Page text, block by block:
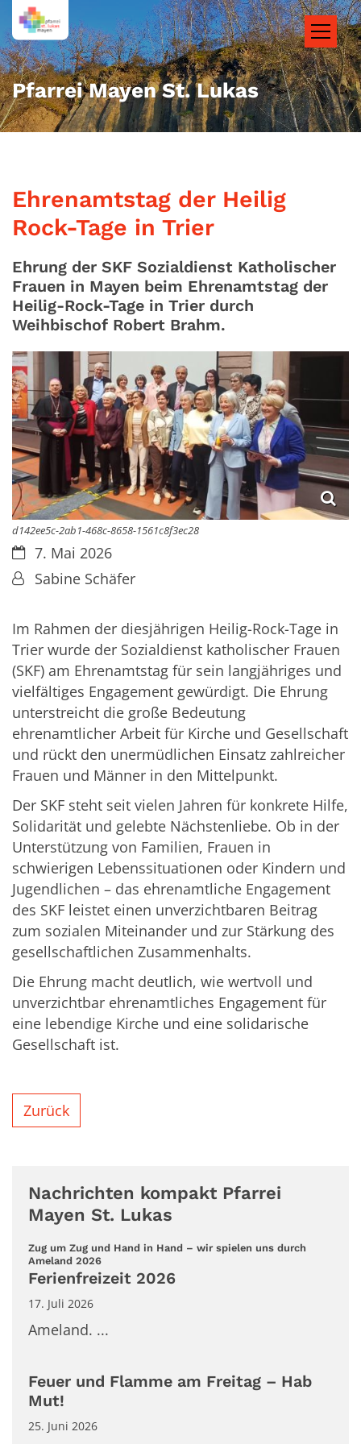
Zum Inhalt springen
Pfarrei Mayen St. Lukas
Ehrenamtstag der Heilig
Rock-Tage in Trier
Ehrung der SKF Sozialdienst Katholischer
Frauen in Mayen beim Ehrenamtstag der
Heilig-Rock-Tage in Trier durch
Weihbischof Robert Brahm.
d142ee5c-2ab1-468c-8658-1561c8f3ec28
Datum:
7. Mai 2026
Von:Sabine Schäfer
Im Rahmen der diesjährigen Heilig-Rock-Tage in
Trier wurde der Sozialdienst katholischer Frauen
(SKF) am Ehrenamtstag für sein langjähriges und
vielfältiges Engagement gewürdigt. Die Ehrung
unterstreicht die große Bedeutung
ehrenamtlicher Arbeit für Kirche und Gesellschaft
und rückt den unermüdlichen Einsatz zahlreicher
Frauen und Männer in den Mittelpunkt.
Der SKF steht seit vielen Jahren für konkrete Hilfe,
Solidarität und gelebte Nächstenliebe. Ob in der
Unterstützung von Familien, Frauen in
schwierigen Lebenssituationen oder Kindern und
Jugendlichen – das ehrenamtliche Engagement
des SKF leistet einen unverzichtbaren Beitrag
zum sozialen Miteinander und zur Stärkung des
gesellschaftlichen Zusammenhalts.
Die Ehrung macht deutlich, wie wertvoll und
unverzichtbar ehrenamtliches Engagement für
eine lebendige Kirche und eine solidarische
Gesellschaft ist.
Zurück
Nachrichten kompakt Pfarrei
Mayen St. Lukas
Zug um Zug und Hand in Hand – wir spielen uns durch
Ameland 2026:
Ferienfreizeit 2026
17. Juli 2026
Ameland. ...
Feuer und Flamme am Freitag – Hab
Mut!
25. Juni 2026